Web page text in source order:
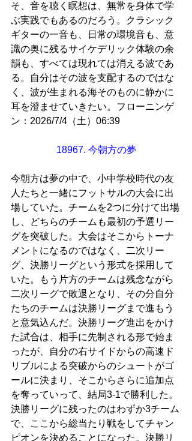
そ、音を聴く瞑想は、無常を身体で学
ぶ実践でもあるのだろう。クラシック
ギターの一音も、日常の環境音も、意
識の奥に残るサイケデリック体験の余
韻も、すべては現れては消える波であ
る。自分はその波を支配するのではな
く、波が生まれる海そのものに静かに
耳を澄ませていきたい。フローニンゲ
ン：2026/7/4（土）06:39
18967. 今朝方の夢
今朝方は夢の中で、小中学校時代の友
人たちと一緒にフットサルの大会に出
場していた。チームを2つに分けて出場
し、どちらのチームも最初の予選リー
グを突破した。大会はそこからトーナ
メントになるのではなく、二次リー
グ、決勝リーグという形式を採用して
いた。もう片方のチームは残念ながら
二次リーグで敗退となり、その分自分
たちのチームは決勝リーグまで進もう
と意気込んだ。決勝リーグ進出をかけ
た試合は、相手に先制される形で始ま
ったが、自分の右サイドからの高速ド
リブルによる突破からのシュートがゴ
ールに決まり、そこからさらに追加点
を奪っていって、結局3-1で勝利した。
決勝リーグに残ったのはわずか3チーム
で、ここから総当たり戦をしてチャン
ピオンを決めることになった。決勝リ